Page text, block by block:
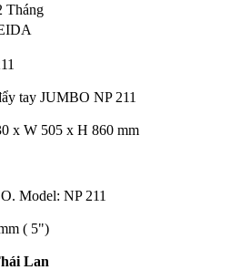
Tháng
JUMBO NP 211
505 x H 860 mm
Model: NP 211
( 5")
Lan